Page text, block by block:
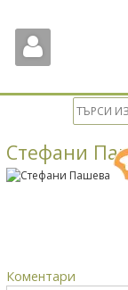
Стефани
Коментари